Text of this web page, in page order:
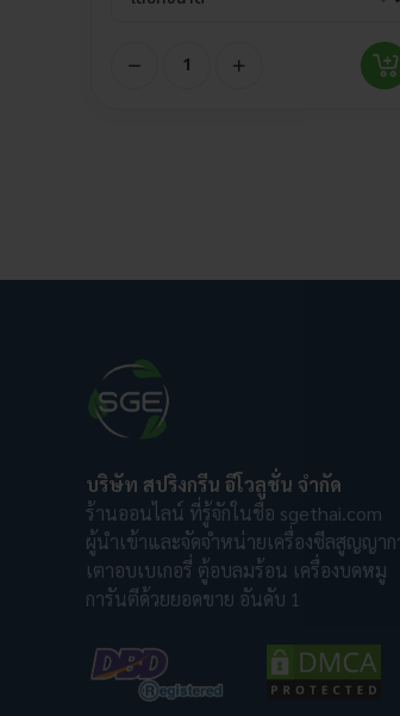
บริษัท สปริงกรีน อีโวลูชั่น จำกัด
ร้านออนไลน์ ที่รู้จักในชื่อ sgethai.com
ผู้นำเข้าและจัดจำหน่ายเครื่องซีลสูญญาก
เตาอบเบเกอรี่ ตู้อบลมร้อน เครื่องบดหมู
การันตีด้วยยอดขาย อันดับ 1